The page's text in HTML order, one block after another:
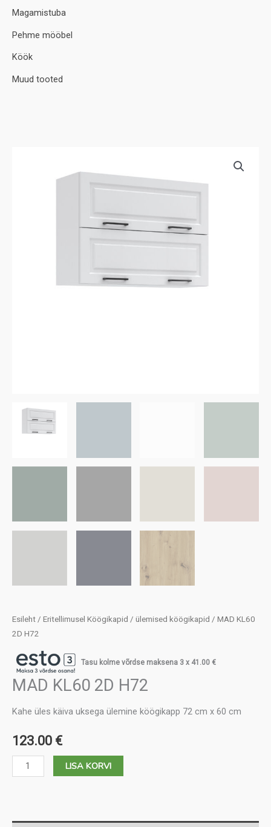
Magamistuba
Pehme mööbel
Köök
Muud tooted
Esileht / Eritellimusel Köögikapid / ülemised köögikapid / MAD KL60
2D H72
Tasu kolme võrdse maksena 3 x 41.00 €
MAD KL60 2D H72
Kahe üles käiva uksega ülemine köögikapp 72 cm x 60 cm
123.00 €
MAD
KL60
LISA KORVI